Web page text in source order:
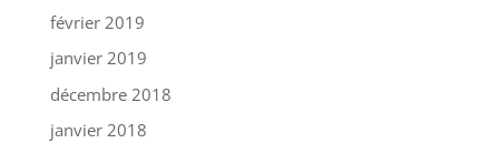
février 2019
janvier 2019
décembre 2018
janvier 2018